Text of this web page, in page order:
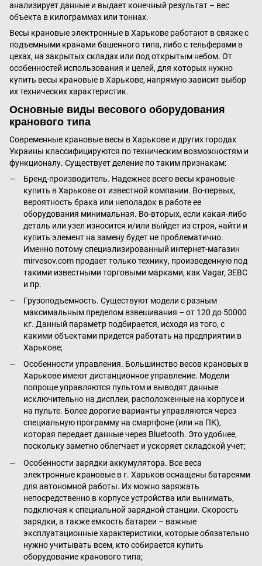
анализирует данные и выдает конечный результат – вес
объекта в килограммах или тоннах.
Весы крановые электронные в Харькове работают в связке с
подъемными кранами башенного типа, либо с тельферами в
цехах, на закрытых складах или под открытым небом. От
особенностей использования и целей, для которых нужно
купить весы крановые в Харькове, напрямую зависит выбор
их технических характеристик.
Основные виды весового оборудования
кранового типа
Современные крановые весы в Харькове и других городах
Украины классифицируются по техническим возможностям и
функционалу. Существует деление по таким признакам:
Бренд-производитель. Надежнее всего весы крановые
купить в Харькове от известной компании. Во-первых,
вероятность брака или неполадок в работе ее
оборудования минимальная. Во-вторых, если какая-либо
деталь или узел износится и/или выйдет из строя, найти и
купить элемент на замену будет не проблематично.
Именно потому специализированный интернет-магазин
mirvesov.com продает только технику, произведенную под
такими известными торговыми марками, как Vagar, ЗЕВС
и пр.
Грузоподъемность. Существуют модели с разным
максимальным пределом взвешивания – от 120 до 50000
кг. Данный параметр подбирается, исходя из того, с
какими объектами придется работать на предприятии в
Харькове;
Особенности управления. Большинство весов крановых в
Харькове имеют дистанционное управление. Модели
попроще управляются пультом и выводят данные
исключительно на дисплеи, расположенные на корпусе и
на пульте. Более дорогие варианты управляются через
специальную программу на смартфоне (или на ПК),
которая передает данные через Bluetooth. Это удобнее,
поскольку заметно облегчает и ускоряет складской учет;
Особенности зарядки аккумулятора. Все веса
электронные крановые в г. Харьков оснащены батареями
для автономной работы. Их можно заряжать
непосредственно в корпусе устройства или вынимать,
подключая к специальной зарядной станции. Скорость
зарядки, а также емкость батареи – важные
эксплуатационные характеристики, которые обязательно
нужно учитывать всем, кто собирается купить
оборудование кранового типа;